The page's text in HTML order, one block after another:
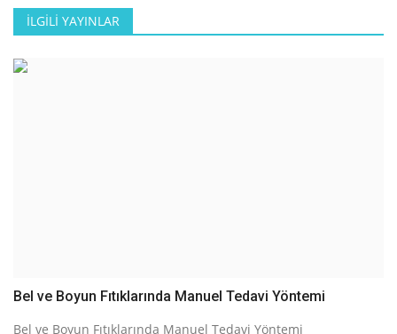
İLGILI YAYINLAR
Bel ve Boyun Fıtıklarında Manuel Tedavi Yöntemi
Bel ve Boyun Fıtıklarında Manuel Tedavi Yöntemi